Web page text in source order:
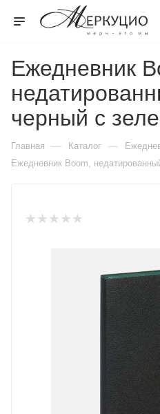
Ежедневник
черный с
Главная — Каталог —
Ежедневник Boom,